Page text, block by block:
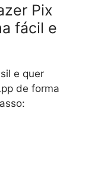
Pix
fácil e
e quer
de forma